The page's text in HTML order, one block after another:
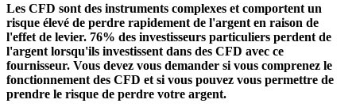
Les CFD sont des instruments complexes et comportent un
risque élevé de perdre rapidement de l'argent en raison de
l'effet de levier. 76% des investisseurs particuliers perdent de
l'argent lorsqu'ils investissent dans des CFD avec ce
fournisseur. Vous devez vous demander si vous comprenez le
fonctionnement des CFD et si vous pouvez vous permettre de
prendre le risque de perdre votre argent.